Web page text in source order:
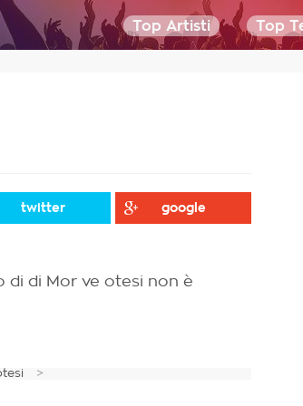
Top Artisti Top
twitter google
di Mor ve otesi non è